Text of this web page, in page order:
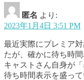
匿名 より:
2023年1月4日 3:51 PM
最近実際にプレミア
たが、確かに待ち時
キャストさん自身が
待ち時間表示を盛っ